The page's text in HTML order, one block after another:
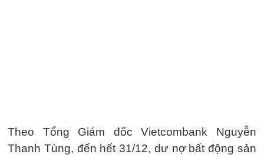
Theo Tổng Giám đốc Vietcombank Nguyễn
Thanh Tùng, đến hết 31/12, dư nợ bất động sản